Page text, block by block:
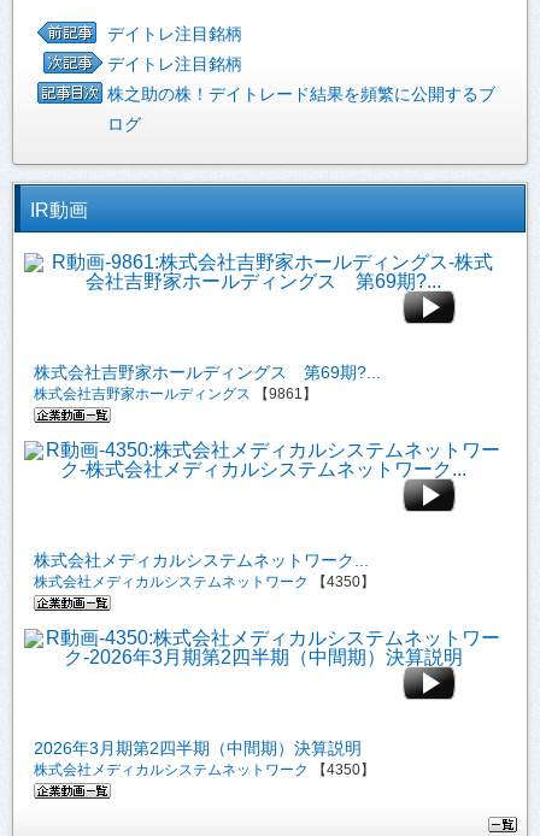
デイトレ注目銘柄
デイトレ注目銘柄
株之助の株！デイトレード結果を頻繁に公開するブ
ログ
IR動画
株式会社吉野家ホールディングス 第69期?...
株式会社吉野家ホールディングス 【9861】
株式会社メディカルシステムネットワーク...
株式会社メディカルシステムネットワーク 【4350】
2026年3月期第2四半期（中間期）決算説明
株式会社メディカルシステムネットワーク 【4350】